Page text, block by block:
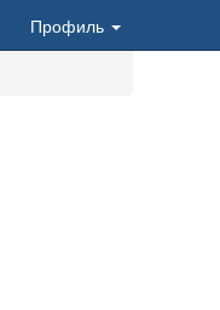
Профиль